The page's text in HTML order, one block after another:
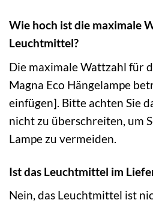
Wie hoch ist die maximale
Leuchtmittel?
Die maximale Wattzahl für
Magna Eco Hängelampe
einfügen]. Bitte achten Sie
nicht zu überschreiten, um
Lampe zu vermeiden.
Ist das Leuchtmittel im
Nein, das Leuchtmittel ist